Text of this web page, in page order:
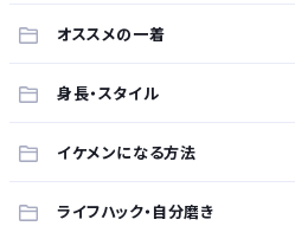
オススメの一着
身長・スタイル
イケメンになる方法
ライフハック・自分磨き